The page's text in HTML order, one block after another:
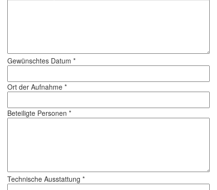
Gewünschtes Datum *
Ort der Aufnahme *
Beteiligte Personen *
Technische Ausstattung *